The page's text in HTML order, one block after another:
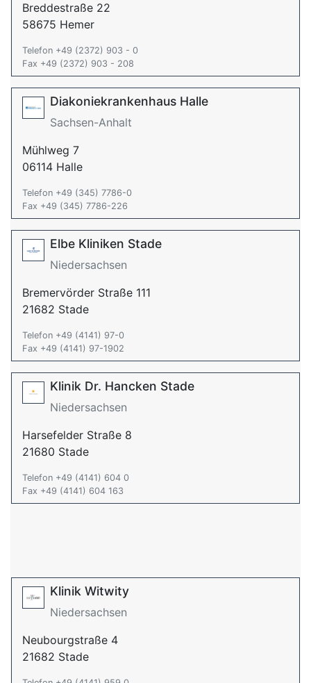
Breddestraße 22
58675 Hemer
Telefon +49 (2372) 903 - 0
Fax +49 (2372) 903 - 208
Diakoniekrankenhaus Halle
Sachsen-Anhalt
Mühlweg 7
06114 Halle
Telefon +49 (345) 7786-0
Fax +49 (345) 7786-226
Elbe Kliniken Stade
Niedersachsen
Bremervörder Straße 111
21682 Stade
Telefon +49 (4141) 97-0
Fax +49 (4141) 97-1902
Klinik Dr. Hancken Stade
Niedersachsen
Harsefelder Straße 8
21680 Stade
Telefon +49 (4141) 604 0
Fax +49 (4141) 604 163
Klinik Witwity
Niedersachsen
Neubourgstraße 4
21682 Stade